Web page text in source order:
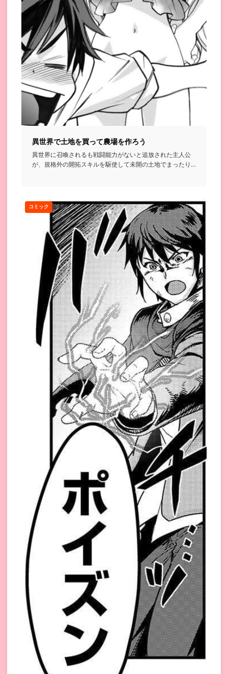
異世界で土地を買って農場を作ろう
異世界に召喚されるも戦闘能力がないと追放された主人公
が、規格外の開拓スキルを駆使して未開の土地でまったり
コミック